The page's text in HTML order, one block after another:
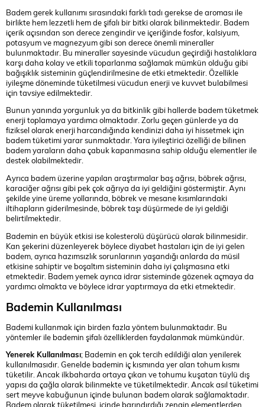
Badem gerek kullanımı sırasındaki farklı tadı gerekse de aroması ile
birlikte hem lezzetli hem de şifalı bir bitki olarak bilinmektedir. Badem
içerik açısından son derece zengindir ve içeriğinde fosfor, kalsiyum,
potasyum ve magnezyum gibi son derece önemli mineraller
bulunmaktadır. Bu mineraller sayesinde vücudun geçirdiği hastalıklara
karşı daha kolay ve etkili toparlanma sağlamak mümkün olduğu gibi
bağışıklık sisteminin güçlendirilmesine de etki etmektedir. Özellikle
iyileşme döneminde tüketilmesi vücudun enerji ve kuvvet bulabilmesi
için tavsiye edilmektedir.
Bunun yanında yorgunluk ya da bitkinlik gibi hallerde badem tüketmek
enerji toplamaya yardımcı olmaktadır. Zorlu geçen günlerde ya da
fiziksel olarak enerji harcandığında kendinizi daha iyi hissetmek için
badem tüketimi yarar sunmaktadır. Yara iyileştirici özelliği de bilinen
badem yaraların daha çabuk kapanmasına sahip olduğu elementler ile
destek olabilmektedir.
Ayrıca badem üzerine yapılan araştırmalar baş ağrısı, böbrek ağrısı,
karaciğer ağrısı gibi pek çok ağrıya da iyi geldiğini göstermiştir. Aynı
şekilde yine üreme yollarında, böbrek ve mesane kısımlarındaki
iltihapların giderilmesinde, böbrek taşı düşürmede de iyi geldiği
belirtilmektedir.
Bademin en büyük etkisi ise kolesterolü düşürücü olarak bilinmesidir.
Kan şekerini düzenleyerek böylece diyabet hastaları için de iyi gelen
badem, ayrıca hazımsızlık sorunlarının yaşandığı anlarda da müsil
etkisine sahiptir ve boşaltım sisteminin daha iyi çalışmasına etki
etmektedir. Badem yemek ayrıca idrar sisteminde gözenek açmaya da
yardımcı olmakta ve böylece idrar yaptırmaya da etki etmektedir.
Bademin Kullanılması
Bademi kullanmak için birden fazla yöntem bulunmaktadır. Bu
yöntemler ile bademin şifalı özelliklerden faydalanmak mümkündür.
Yenerek Kullanılması; Bademin en çok tercih edildiği alan yenilerek
kullanılmasıdır. Genelde bademin iç kısmında yer alan tohum kısmı
tüketilir. Ancak ilkbaharda ortaya çıkan ve tohumu kuşatan tüylü dış
yapısı da çağla olarak bilinmekte ve tüketilmektedir. Ancak asıl tüketimi
sert meyve kabuğunun içinde bulunan badem olarak sağlamaktadır.
Badem olarak tüketilmesi, içinde barındırdığı zengin elementlerden